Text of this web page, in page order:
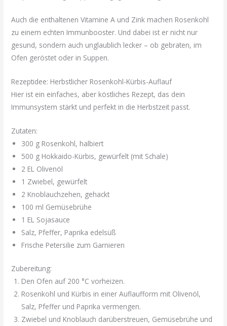
Auch die enthaltenen Vitamine A und Zink machen Rosenkohl
zu einem echten Immunbooster. Und dabei ist er nicht nur
gesund, sondern auch unglaublich lecker – ob gebraten, im
Ofen geröstet oder in Suppen.
Rezeptidee: Herbstlicher Rosenkohl-Kürbis-Auflauf
Hier ist ein einfaches, aber köstliches Rezept, das dein
Immunsystem stärkt und perfekt in die Herbstzeit passt.
Zutaten:
300 g Rosenkohl, halbiert
500 g Hokkaido-Kürbis, gewürfelt (mit Schale)
2 EL Olivenöl
1 Zwiebel, gewürfelt
2 Knoblauchzehen, gehackt
100 ml Gemüsebrühe
1 EL Sojasauce
Salz, Pfeffer, Paprika edelsüß
Frische Petersilie zum Garnieren
Zubereitung:
Den Ofen auf 200 °C vorheizen.
Rosenkohl und Kürbis in einer Auflaufform mit Olivenöl,
Salz, Pfeffer und Paprika vermengen.
Zwiebel und Knoblauch darüberstreuen, Gemüsebrühe und